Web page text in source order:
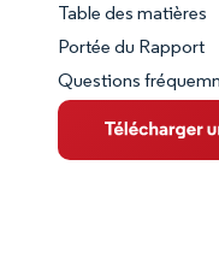
Aperçu du
VUE
Principales
Table des matières
Portée du Rapport
Questions